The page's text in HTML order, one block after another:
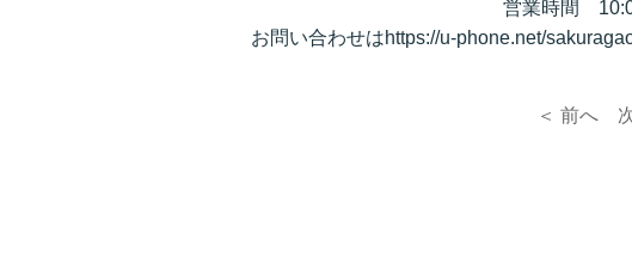
営業時間
お問い合わせはhttps://u-phone.net/
＜ 前へ